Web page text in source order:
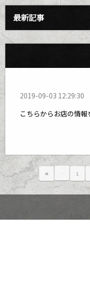
最新記事
2019-09-03 12:29:30
こちらからお店の情
« … 1